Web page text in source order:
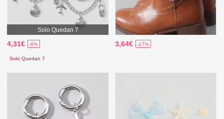
Solo Quedan 7
4,31€ -8%
Solo Quedan 7
3,64€ -17%